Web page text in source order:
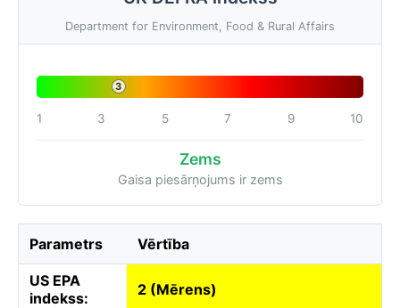
Department for Environment, Food & Rural Affairs
3
1 3 5 7 9 10
Zems
Gaisa piesārņojums ir zems
Parametrs Vērtība
US EPA
indekss:
2 (Mērens)